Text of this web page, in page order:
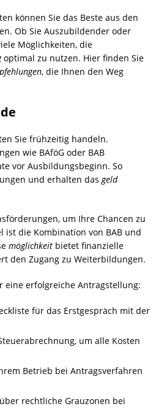
können Sie das Beste aus den
Ob Sie Auszubildender oder
Möglichkeiten, die
optimal zu nutzen. Hier finden Sie
, die Ihnen den Weg
Sie frühzeitig handeln.
wie BAföG oder BAB
vor Ausbildungsbeginn. So
und erhalten das geld
um Ihre Chancen zu
ist die Kombination von BAB und
möglichkeit bietet finanzielle
den Zugang zu Weiterbildungen.
eine erfolgreiche Antragstellung:
für das Erstgespräch mit der
um alle Kosten
Betrieb bei Antragsverfahren
rechtliche Grauzonen bei